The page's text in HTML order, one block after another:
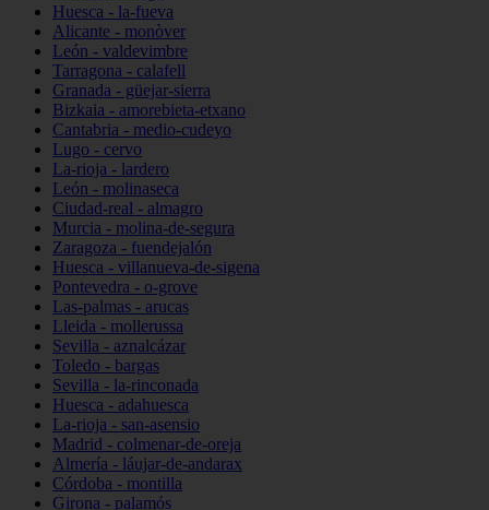
Huesca - la-fueva
Alicante - monòver
León - valdevimbre
Tarragona - calafell
Granada - güejar-sierra
Bizkaia - amorebieta-etxano
Cantabria - medio-cudeyo
Lugo - cervo
La-rioja - lardero
León - molinaseca
Ciudad-real - almagro
Murcia - molina-de-segura
Zaragoza - fuendejalón
Huesca - villanueva-de-sigena
Pontevedra - o-grove
Las-palmas - arucas
Lleida - mollerussa
Sevilla - aznalcázar
Toledo - bargas
Sevilla - la-rinconada
Huesca - adahuesca
La-rioja - san-asensio
Madrid - colmenar-de-oreja
Almería - láujar-de-andarax
Córdoba - montilla
Girona - palamós